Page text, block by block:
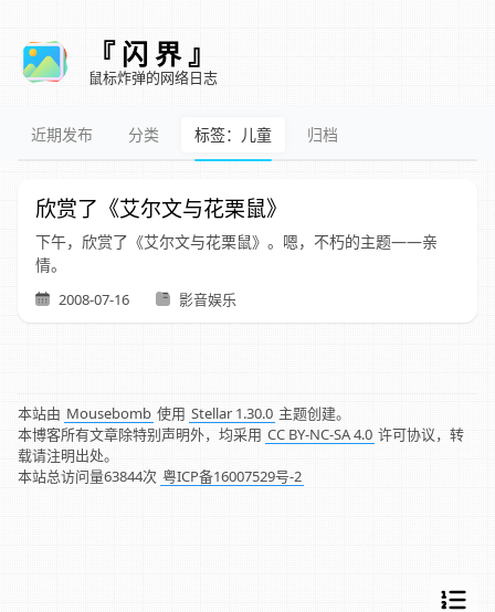
『 闪 界 』
鼠标炸弹的网络日志
近期发布 分类 标签：儿童 归档
欣赏了《艾尔文与花栗鼠》
下午，欣赏了《艾尔文与花栗鼠》。嗯，不朽的主题——亲
情。
2008-07-16 影音娱乐
本站由 Mousebomb 使用 Stellar 1.30.0 主题创建。
本博客所有文章除特别声明外，均采用 CC BY-NC-SA 4.0 许可协议，转
载请注明出处。
本站总访问量63844次 粤ICP备16007529号-2